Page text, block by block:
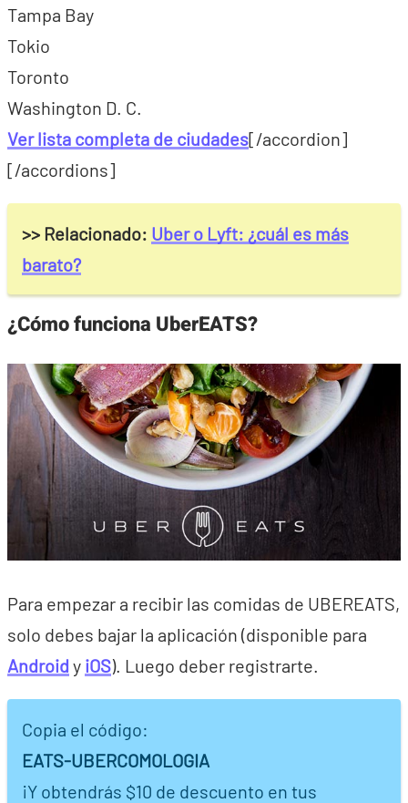
Tampa Bay
Tokio
Toronto
Washington D. C.
Ver lista completa de ciudades[/accordion]
[/accordions]
>> Relacionado: Uber o Lyft: ¿cuál es más
barato?
¿Cómo funciona UberEATS?
Para empezar a recibir las comidas de UBEREATS,
solo debes bajar la aplicación (disponible para
Android y iOS). Luego deber registrarte.
Copia el código:
EATS-UBERCOMOLOGIA
¡Y obtendrás $10 de descuento en tus